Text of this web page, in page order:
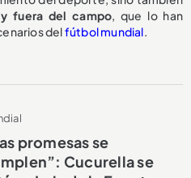
fuera del campo, que lo han
delfútbol mundial.
promesas se
Cucurella se